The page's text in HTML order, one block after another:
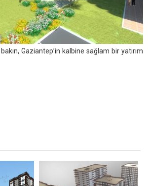
Gaziantep’in kalbine sağlam bir yatırım